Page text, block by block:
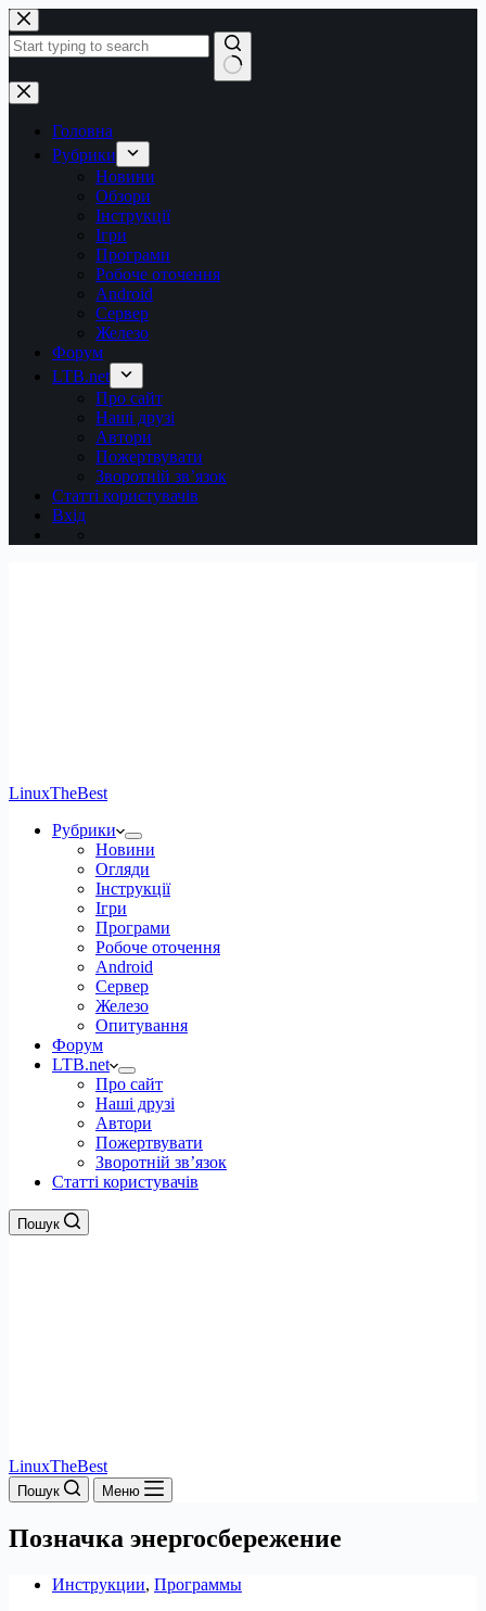
Перейти
до
вмісту
Немає
результатів
Головна
Рубрики
Новини
Обзори
Інструкції
Ігри
Програми
Робоче оточення
Android
Сервер
Железо
Форум
LTB.net
Про сайт
Наші друзі
Автори
Пожертвувати
Зворотній зв’язок
Статті користувачів
Вхід
LinuxTheBest
Рубрики
Новини
Огляди
Інструкції
Ігри
Програми
Робоче оточення
Android
Сервер
Железо
Опитування
Форум
LTB.net
Про сайт
Наші друзі
Автори
Пожертвувати
Зворотній зв’язок
Статті користувачів
Пошук
LinuxTheBest
Пошук Меню
Позначка энергосбережение
Инструкции, Программы